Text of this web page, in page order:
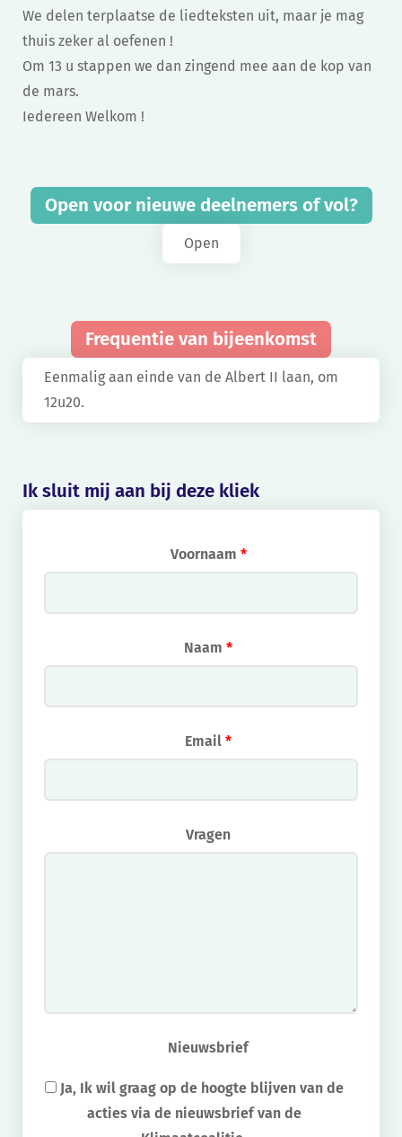
We delen terplaatse de liedteksten uit, maar je mag
thuis zeker al oefenen !
Om 13 u stappen we dan zingend mee aan de kop van
de mars.
Iedereen Welkom !
Open voor nieuwe deelnemers of vol?
Open
Frequentie van bijeenkomst
Eenmalig aan einde van de Albert II laan, om
12u20.
Ik sluit mij aan bij deze kliek
Voornaam *
Naam *
Email *
Vragen
Nieuwsbrief
Ja, Ik wil graag op de hoogte blijven van de
acties via de nieuwsbrief van de